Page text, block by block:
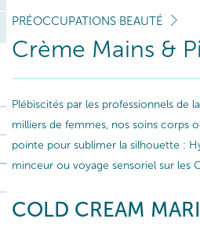
PRÉOCCUPATIONS BEAUTÉ
Crème Mains &
Plébiscités par les professionnels de
milliers de femmes, nos soins corps
pointe pour sublimer la silhouette :
minceur ou voyage sensoriel sur les
COLD CREAM